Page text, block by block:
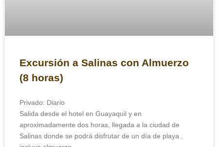
Excursión a Salinas con Almuerzo
(8 horas)
Privado: Diario
Salida desde el hotel en Guayaquil y en
aproximadamente dos horas, llegada a la ciudad de
Salinas donde se podrá disfrutar de un día de playa ,